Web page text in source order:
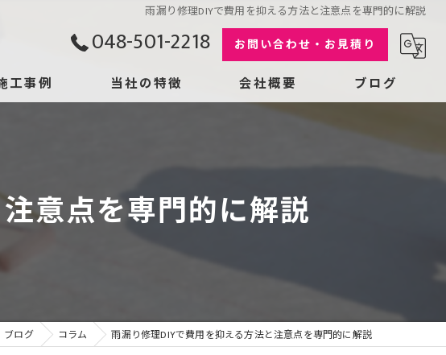
雨漏り修理DIYで費用を抑える方法と注意点を専門的に解説
048-501-2218 お問い合わせ・お見積り
工事例 当社の特徴
リフォーム
会社概要 ブログ
コラム
意点を専門的に解説
ブログ コラム 雨漏り修理DIYで費用を抑える方法と注意点を専門的に解説